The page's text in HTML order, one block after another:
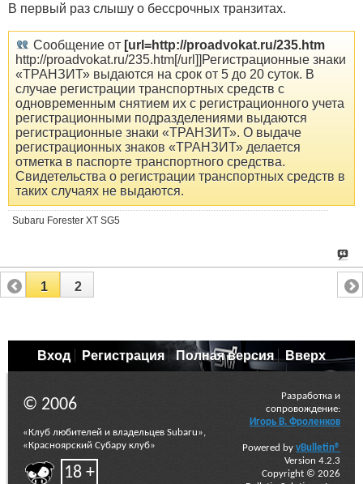
В первый раз слышу о бессрочных транзитах.
Сообщение от [url=http://proadvokat.ru/235.htm
http://proadvokat.ru/235.htm[/url]]Регистрационные знаки
«ТРАНЗИТ» выдаются на срок от 5 до 20 суток. В
случае регистрации транспортных средств с
одновременным снятием их с регистрационного учета
регистрационными подразделениями выдаются
регистрационные знаки «ТРАНЗИТ». О выдаче
регистрационных знаков «ТРАНЗИТ» делается
отметка в паспорте транспортного средства.
Свидетельства о регистрации транспортных средств в
таких случаях не выдаются.
Subaru Forester XT SG5
1 2
Вход Регистрация Полная версия Вверх
© 2006
«Клуб любителей и владельцев Subaru»,
«Красноярский Субару клуб»
18 +
Разработка и
сопровождение:
Игорь В. Фроленков
Powered by vBulletin®
Version 4.2.3
Copyright © 2026